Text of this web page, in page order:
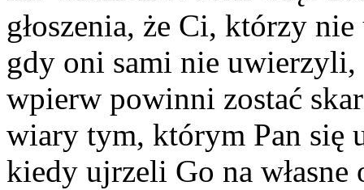
głoszenia, że Ci, którzy
gdy oni sami nie uwierzyli,
wpierw powinni zostać
wiary tym, którym Pan się
kiedy ujrzeli Go na własne